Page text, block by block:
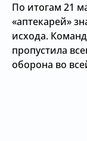
По итогам 21
«аптекарей»
исхода.
пропустила
оборона во